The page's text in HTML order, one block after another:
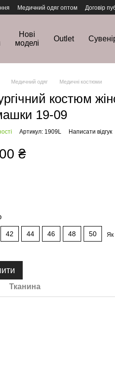
Медичний одяг оптом
Договір
Нові
моделі
Outlet
Медичний одяг Медичні костюми
костюм
19-09
Артикул: 1909L Написати відгук
₴
42 44 46 48 50 Як
Тканина